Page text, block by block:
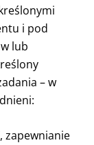
i pod
lub
– w
zapewnianie